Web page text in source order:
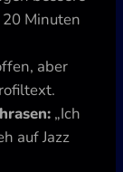
Minuten
aber
„Ich
auf Jazz